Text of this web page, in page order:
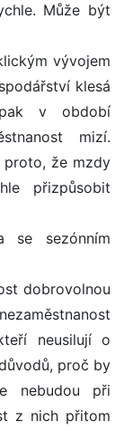
Může být
vývojem
klesá
v období
mizí.
proto, že mzdy
přizpůsobit
se sezónním
dobrovolnou
neusilují o
proč by
nebudou při
z nich přitom